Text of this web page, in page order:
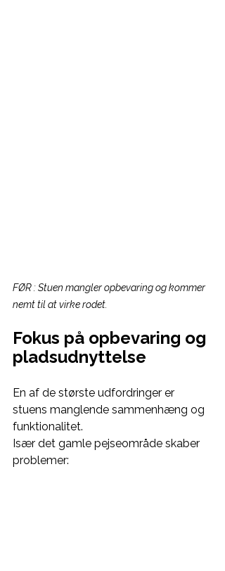
FØR : Stuen mangler opbevaring og kommer
nemt til at virke rodet.
Fokus på opbevaring og
pladsudnyttelse
En af de største udfordringer er
stuens manglende sammenhæng og
funktionalitet.
Især det gamle pejseområde skaber
problemer: